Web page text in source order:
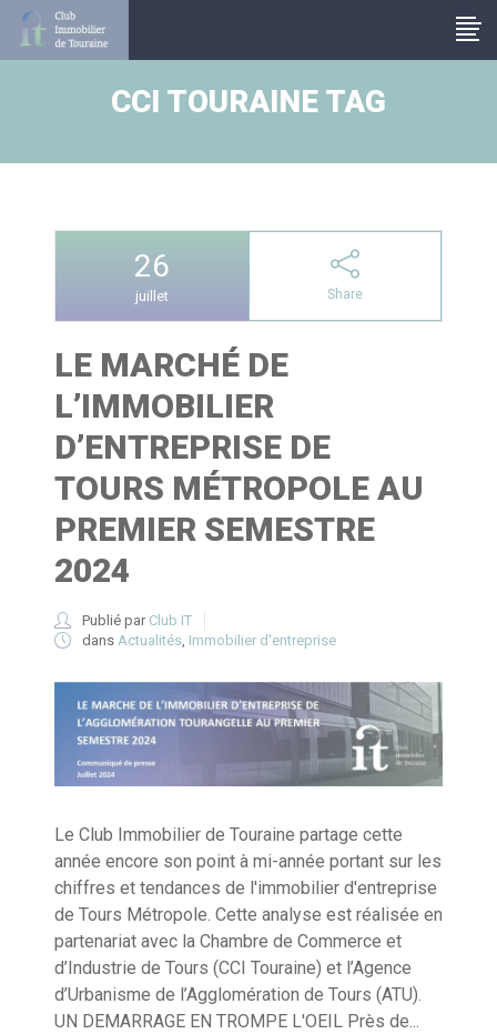
CCI TOURAINE TAG
26
juillet Share
LE MARCHÉ DE
L’IMMOBILIER
D’ENTREPRISE DE
TOURS MÉTROPOLE AU
PREMIER SEMESTRE
2024
Publié par Club IT
dans Actualités, Immobilier d'entreprise
Le Club Immobilier de Touraine partage cette
année encore son point à mi-année portant sur les
chiffres et tendances de l'immobilier d'entreprise
de Tours Métropole. Cette analyse est réalisée en
partenariat avec la Chambre de Commerce et
d’Industrie de Tours (CCI Touraine) et l’Agence
d’Urbanisme de l’Agglomération de Tours (ATU).
UN DEMARRAGE EN TROMPE L'OEIL Près de...
Panneau de gestion des cookies